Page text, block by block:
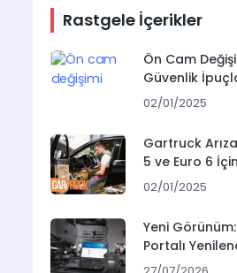
Rastgele İçerikler
Ön Cam
Güvenlik
02/01/2025
Gartruck
5 ve Euro 6 İçin
02/01/2025
Yeni
Portalı